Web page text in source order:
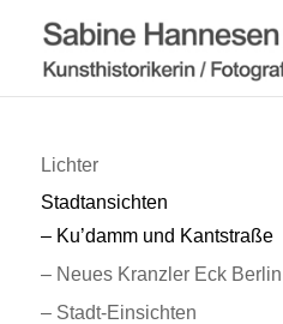
Lichter
Stadtansichten
– Ku’damm und Kantstraße
– Neues Kranzler Eck Berlin
– Stadt-Einsichten